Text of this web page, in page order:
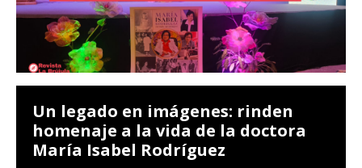
Un legado en imágenes: rinden
homenaje a la vida de la doctora
María Isabel Rodríguez